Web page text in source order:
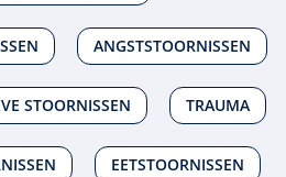
ANGSTSTOORNISSEN
STOORNISSEN TRAUMA
EETSTOORNISSEN